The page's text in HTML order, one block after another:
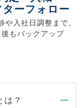
ターフォロー
や入社日調整まで、
後もバックアップ
は？